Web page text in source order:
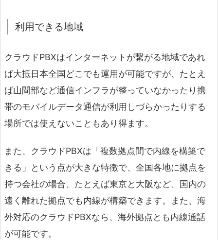
利用できる地域
クラウドPBXはインターネットが繋がる地域であれ
ば大抵日本全国どこでも運用が可能ですが、たとえ
ば山間部など通信インフラが整っていなかったり携
帯のモバイルデータ通信が利用しづらかったりする
場所では使えないこともあり得ます。
また、クラウドPBXは「複数拠点間で内線を構築で
きる」という点が大きな特徴で、全国各地に拠点を
持つ会社の場合、たとえば東京と大阪など、国内の
遠く離れた拠点でも内線が構築できます。また、海
外対応のクラウドPBXなら、海外拠点とも内線通話
が可能です。